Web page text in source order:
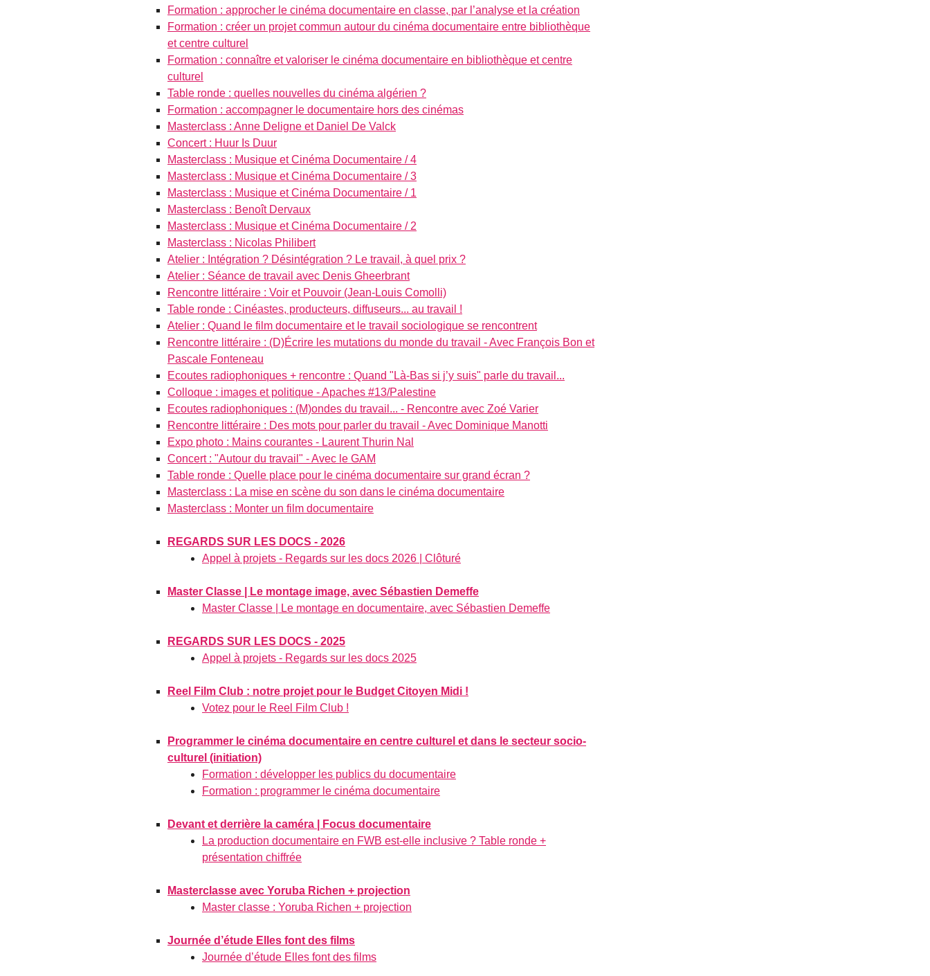
Formation : approcher le cinéma documentaire en classe, par l’analyse et la création
Formation : créer un projet commun autour du cinéma documentaire entre bibliothèque
et centre culturel
Formation : connaître et valoriser le cinéma documentaire en bibliothèque et centre
culturel
Table ronde : quelles nouvelles du cinéma algérien ?
Formation : accompagner le documentaire hors des cinémas
Masterclass : Anne Deligne et Daniel De Valck
Concert : Huur Is Duur
Masterclass : Musique et Cinéma Documentaire / 4
Masterclass : Musique et Cinéma Documentaire / 3
Masterclass : Musique et Cinéma Documentaire / 1
Masterclass : Benoît Dervaux
Masterclass : Musique et Cinéma Documentaire / 2
Masterclass : Nicolas Philibert
Atelier : Intégration ? Désintégration ? Le travail, à quel prix ?
Atelier : Séance de travail avec Denis Gheerbrant
Rencontre littéraire : Voir et Pouvoir (Jean-Louis Comolli)
Table ronde : Cinéastes, producteurs, diffuseurs... au travail !
Atelier : Quand le film documentaire et le travail sociologique se rencontrent
Rencontre littéraire : (D)Écrire les mutations du monde du travail - Avec François Bon et
Pascale Fonteneau
Ecoutes radiophoniques + rencontre : Quand "Là-Bas si j’y suis" parle du travail...
Colloque : images et politique - Apaches #13/Palestine
Ecoutes radiophoniques : (M)ondes du travail... - Rencontre avec Zoé Varier
Rencontre littéraire : Des mots pour parler du travail - Avec Dominique Manotti
Expo photo : Mains courantes - Laurent Thurin Nal
Concert : "Autour du travail" - Avec le GAM
Table ronde : Quelle place pour le cinéma documentaire sur grand écran ?
Masterclass : La mise en scène du son dans le cinéma documentaire
Masterclass : Monter un film documentaire
REGARDS SUR LES DOCS - 2026
Appel à projets - Regards sur les docs 2026 | Clôturé
Master Classe | Le montage image, avec Sébastien Demeffe
Master Classe | Le montage en documentaire, avec Sébastien Demeffe
REGARDS SUR LES DOCS - 2025
Appel à projets - Regards sur les docs 2025
Reel Film Club : notre projet pour le Budget Citoyen Midi !
Votez pour le Reel Film Club !
Programmer le cinéma documentaire en centre culturel et dans le secteur socio-
culturel (initiation)
Formation : développer les publics du documentaire
Formation : programmer le cinéma documentaire
Devant et derrière la caméra | Focus documentaire
La production documentaire en FWB est-elle inclusive ? Table ronde +
présentation chiffrée
Masterclasse avec Yoruba Richen + projection
Master classe : Yoruba Richen + projection
Journée d’étude Elles font des films
Journée d’étude Elles font des films